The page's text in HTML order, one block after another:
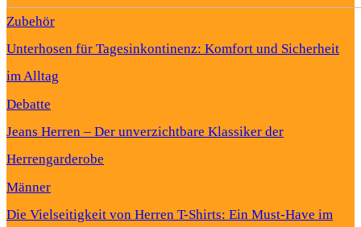
Zubehör
Unterhosen für Tagesinkontinenz: Komfort und Sicherheit
im Alltag
Debatte
Jeans Herren – Der unverzichtbare Klassiker der
Herrengarderobe
Männer
Die Vielseitigkeit von Herren T-Shirts: Ein Must-Have im